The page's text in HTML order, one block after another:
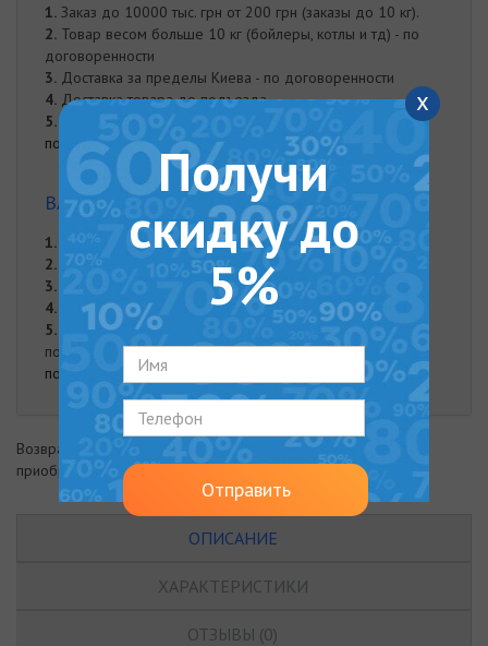
1. Заказ до 10000 тыс. грн от 200 грн (заказы до 10 кг).
2. Товар весом больше 10 кг (бойлеры, котлы и тд) - по
договоренности
3. Доставка за пределы Киева - по договоренности
4. Доставка товара до подъезда
5. Занос товара по договоренности
подробнее
ВАРИАНТЫ ОПЛАТЫ
1.
Оплата частями от "Monobank"
2.
Онлайн оплата на карту Приват Банка
3.
Оплата при доставке
4.
Наложенный платеж
5.
Оплата наличными. Наличная оплата возможна при
получении заказа курьером либо в нашем офисе.
подробнее
Возврат товара возможен в течение 14 дней с момента
приобретения
ОПИСАНИЕ
ХАРАКТЕРИСТИКИ
ОТЗЫВЫ (0)
x
Получи
скидку до
5%
Отправить